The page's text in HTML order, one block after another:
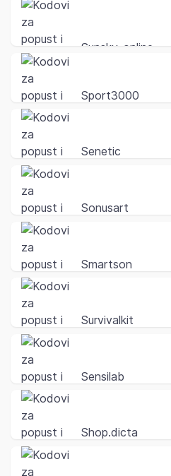
Sunsky-online
Sport3000
Senetic
Sonusart
Smartson
Survivalkit
Sensilab
Shop.dicta